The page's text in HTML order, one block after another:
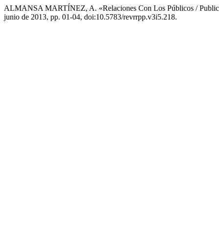
ALMANSA MARTÍNEZ, A. «Relaciones Con Los Públicos /
junio de 2013, pp. 01-04, doi:10.5783/revrrpp.v3i5.218.